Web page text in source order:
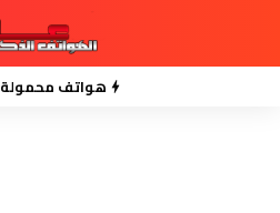
هواتف محمولة